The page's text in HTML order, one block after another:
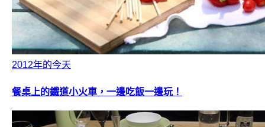
2012年的今天
餐桌上的鐵道小火車，一邊吃飯一邊玩！